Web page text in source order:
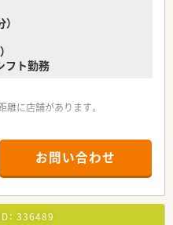
計4.5ヶ月から5.0ヶ月分の支給実
かりと還元される仕組みです。
宅制度も完備されているため、生
土地での生活をスタートさせる
フト勤務
に店舗があります。
をメインに処方応需しています。
程度（土曜日は10～20枚程度）
お問い合わせ
： 336489